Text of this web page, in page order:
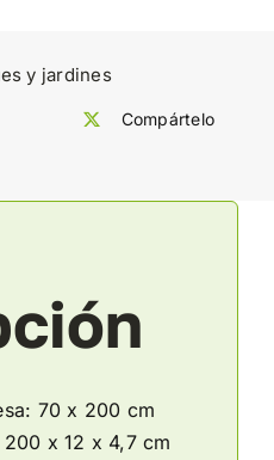
y jardines
Compártelo
70 x 200 cm
x 12 x 4,7 cm